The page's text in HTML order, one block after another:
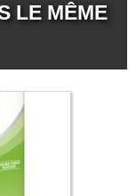
LE MÊME